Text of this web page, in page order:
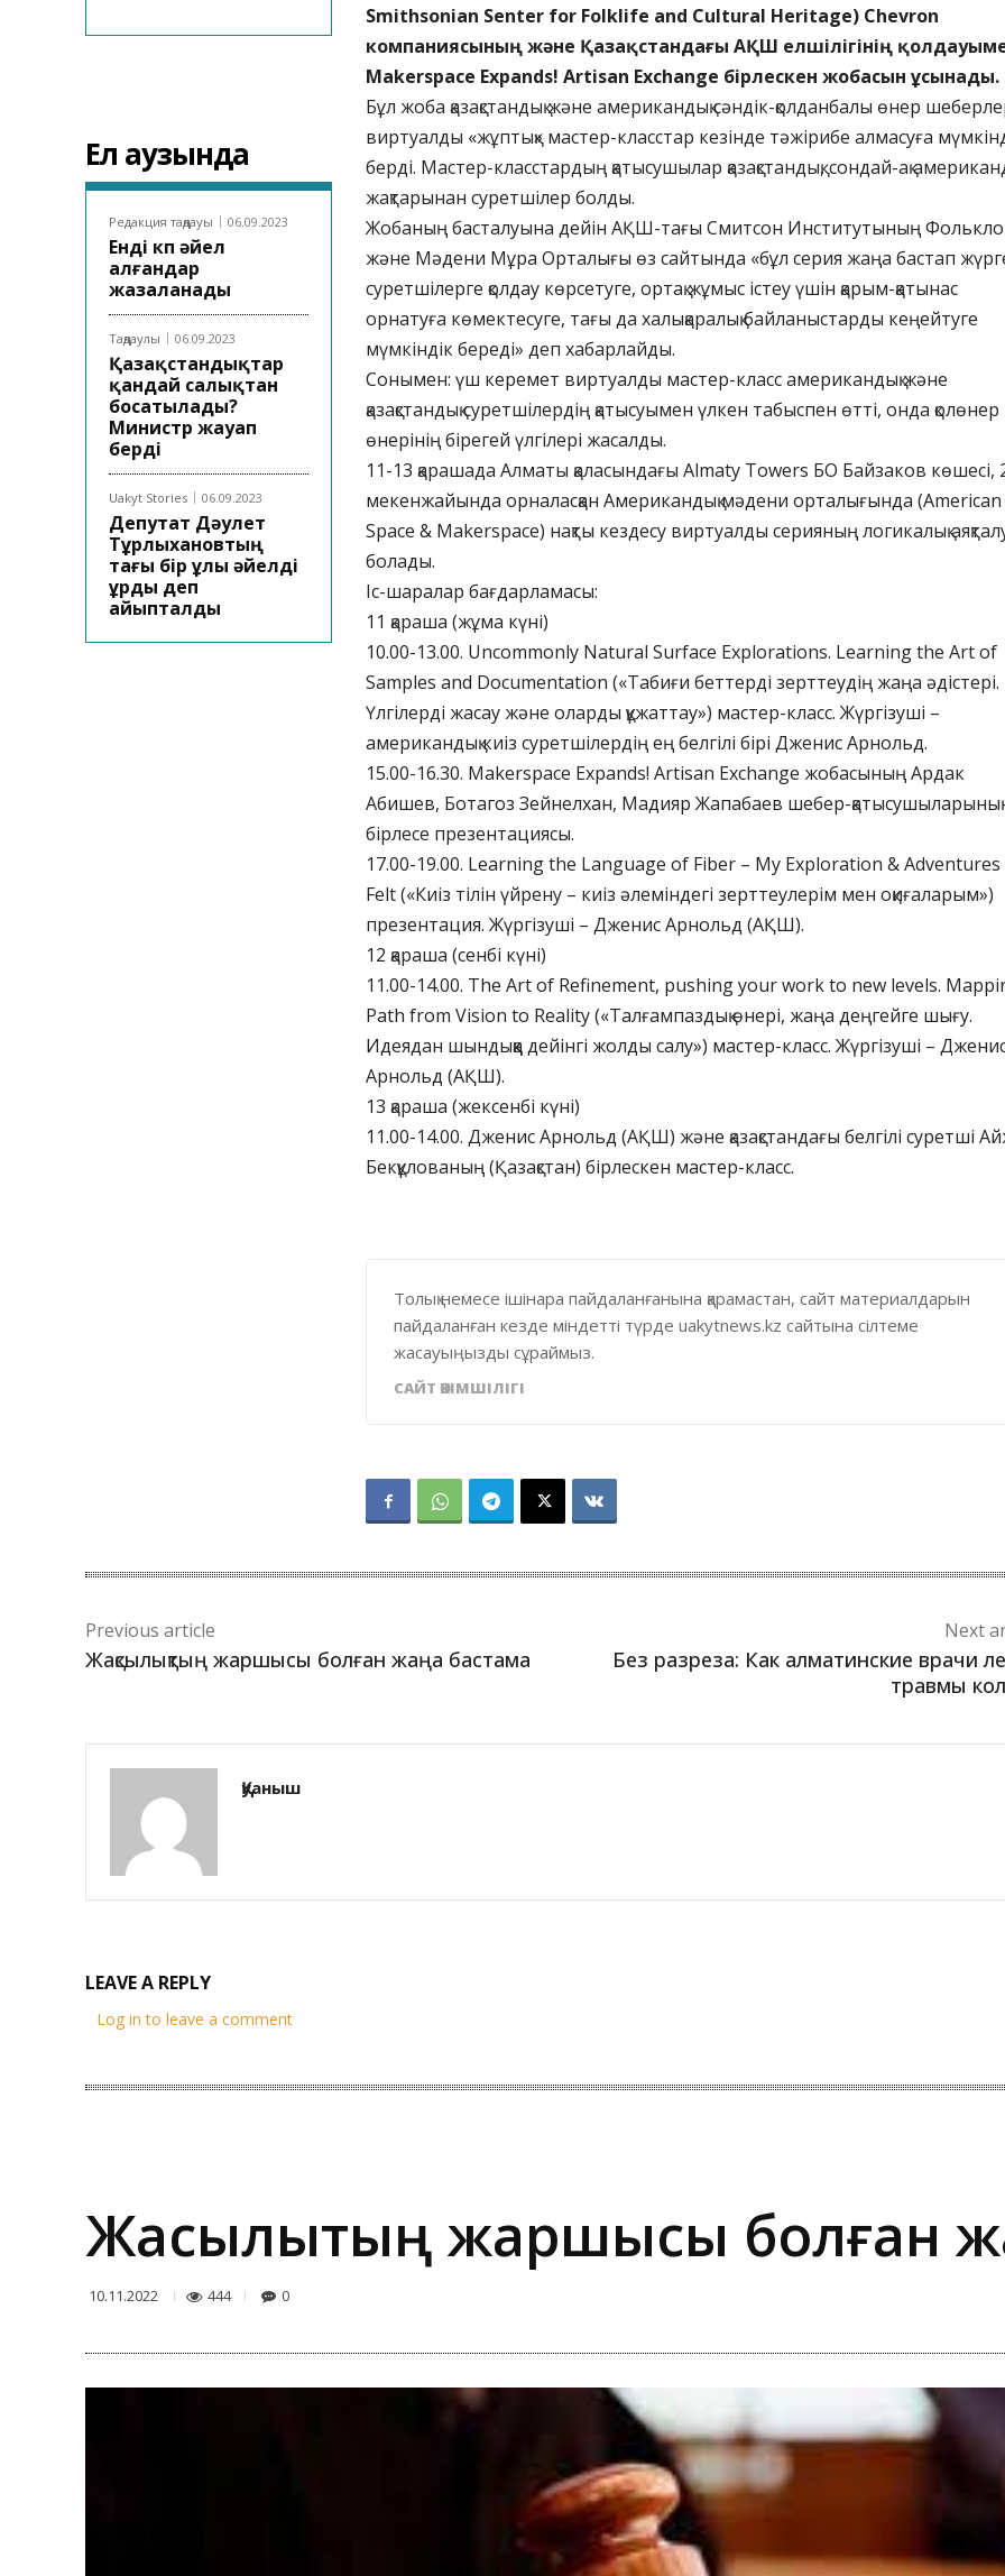
Ел аузында
Редакция таңдауы 06.09.2023
Енді көп әйел
алғандар
жазаланады
Таңдаулы 06.09.2023
Қазақстандықтар
қандай салықтан
босатылады?
Министр жауап
берді
Uakyt Stories 06.09.2023
Депутат Дәулет
Тұрлыхановтың
тағы бір ұлы әйелді
ұрды деп
айыпталды
Smithsonian Senter for Folklife and Cultural Heritage) Chevron
компаниясының және Қазақстандағы АҚШ елшілігінің
Makerspace Expands! Artisan Exchange бірлескен жобасын ұсынады.
Бұл жоба қазақстандық және американдық сәндік-қолданбалы өнер
виртуалды «жұптық» мастер-класстар кезінде тәжірибе алмасуға
берді. Мастер-класстардың қатысушылар қазақстандық, сондай-ақ
жақтарынан суретшілер болды.
Жобаның басталуына дейін АҚШ-тағы Смитсон Институтының
және Мәдени Мұра Орталығы өз сайтында «бұл серия жаңа бастап
суретшілерге қолдау көрсетуге, ортақ жұмыс істеу үшін қарым-қатынас
орнатуға көмектесуге, тағы да халықаралық байланыстарды кеңейтуге
мүмкіндік береді» деп хабарлайды.
Сонымен: үш керемет виртуалды мастер-класс американдық және
қазақстандық суретшілердің қатысуымен үлкен табыспен өтті, онда қолөнер
өнерінің бірегей үлгілері жасалды.
11-13 қарашада Алматы қаласындағы Almaty Towers БО Байзаков көшесі,
мекенжайында орналасқан Американдық мәдени орталығында (American
Space & Makerspace) нақты кездесу виртуалды серияның логикалық
болады.
Іс-шаралар бағдарламасы:
11 қараша (жұма күні)
10.00-13.00. Uncommonly Natural Surface Explorations. Learning the Art of
Samples and Documentation («Табиғи беттерді зерттеудің жаңа әдістері.
Үлгілерді жасау және оларды құжаттау») мастер-класс. Жүргізуші –
американдық киіз суретшілердің ең белгілі бірі Дженис Арнольд.
15.00-16.30. Makerspace Expands! Artisan Exchange жобасының Ардак
Абишев, Ботагоз Зейнелхан, Мадияр Жапабаев шебер-
бірлесе презентациясы.
17.00-19.00. Learning the Language of Fiber – My Exploration &
Felt («Киіз тілін үйрену – киіз әлеміндегі зерттеулерім мен оқиғаларым»)
презентация. Жүргізуші – Дженис Арнольд (АҚШ).
12 қараша (сенбі күні)
11.00-14.00. The Art of Refinement, pushing your work to new levels.
Path from Vision to Reality («Талғампаздық өнері, жаңа деңгейге шығу.
Идеядан шындыққа дейінгі жолды салу») мастер-класс. Жүргізуші –
Арнольд (АҚШ).
13 қараша (жексенбі күні)
11.00-14.00. Дженис Арнольд (АҚШ) және қазақстандағы белгілі суретші
Бекқұлованың (Қазақстан) бірлескен мастер-класс.
Толық немесе ішінара пайдаланғанына қарамастан, сайт материалдарын
пайдаланған кезде міндетті түрде uakytnews.kz сайтына сілтеме
жасауыңызды сұраймыз.
САЙТ ӘКІМШІЛІГІ
Previous article
Жақсылықтың жаршысы болған жаңа бастама
Next
Без разреза: Как алматинские врачи
травмы
Қуаныш
LEAVE A REPLY
Log in to leave a comment